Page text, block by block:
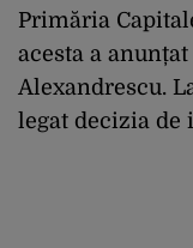
Primăria
acesta a anunțat
Alexandrescu.
legat decizia de